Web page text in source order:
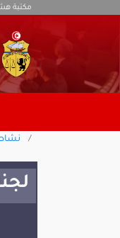
مكتبة